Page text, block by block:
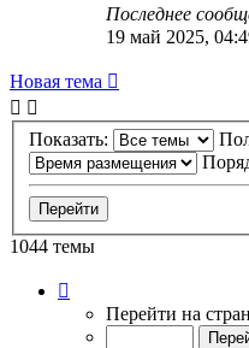
Последнее
19 май 2025,
Новая тема
Показать:
1044 темы
Перейти на